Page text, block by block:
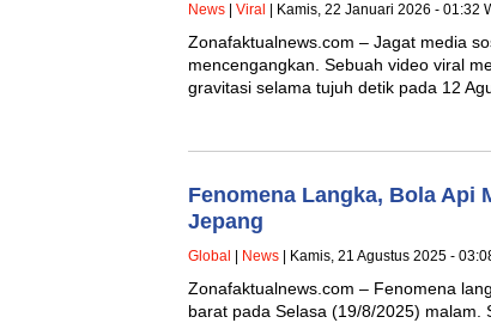
News Viral | Kamis, 22 Januari 2026 - 01:32
Zonafaktualnews.com – Jagat media
mencengangkan. Sebuah video viral
gravitasi selama tujuh detik pada 12
Fenomena Langka, Bola Api
Jepang
Global News | Kamis, 21 Agustus 2025 -
Zonafaktualnews.com – Fenomena
barat pada Selasa (19/8/2025) malam.